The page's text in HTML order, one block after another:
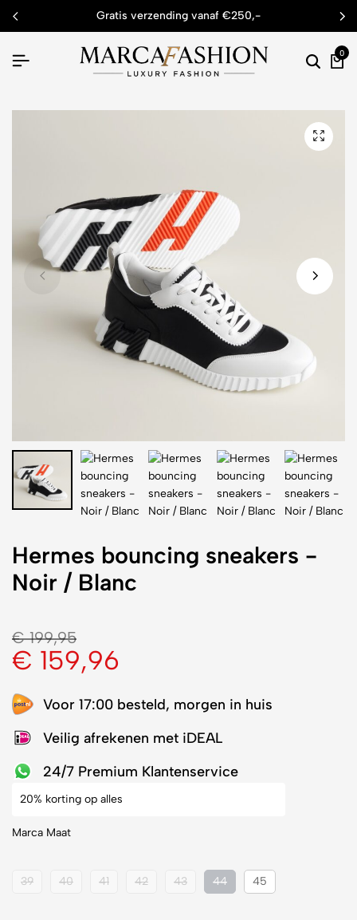
gratis verzending vanaf €250,-
0
Hermes bouncing sneakers -
Noir / Blanc
€199,95
€ 159,96
Voor 17:00 besteld, morgen in huis
Veilig afrekenen met iDEAL
24/7 Premium Klantenservice
20% korting op alles
Marca Maat
39 40 41 42 43 44 45